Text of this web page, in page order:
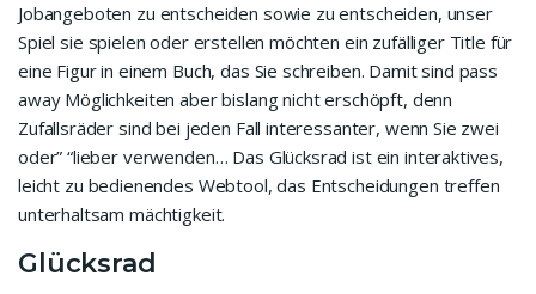
Jobangeboten zu entscheiden sowie zu entscheiden, unser
Spiel sie spielen oder erstellen möchten ein zufälliger Title für
eine Figur in einem Buch, das Sie schreiben. Damit sind pass
away Möglichkeiten aber bislang nicht erschöpft, denn
Zufallsräder sind bei jeden Fall interessanter, wenn Sie zwei
oder” “lieber verwenden… Das Glücksrad ist ein interaktives,
leicht zu bedienendes Webtool, das Entscheidungen treffen
unterhaltsam mächtigkeit.
Glücksrad